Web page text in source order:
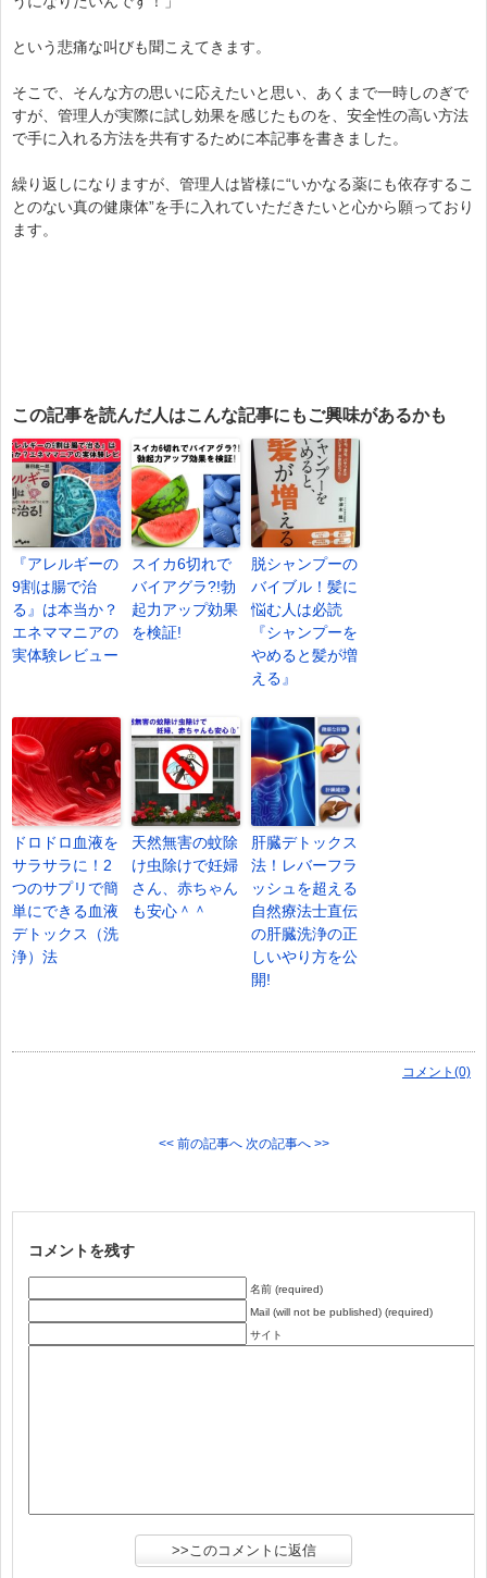
という悲痛な叫びも聞こえてきます。
そこで、そんな方の思いに応えたいと思い、あくまで一時しのぎで
すが、管理人が実際に試し効果を感じたものを、安全性の高い方法
で手に入れる方法を共有するために本記事を書きました。
繰り返しになりますが、管理人は皆様に“いかなる薬にも依存するこ
とのない真の健康体”を手に入れていただきたいと心から願っており
ます。
この記事を読んだ人はこんな記事にもご興味があるかも
『アレルギーの
9割は腸で治
る』は本当か？
エネママニアの
実体験レビュー
スイカ6切れで
バイアグラ?!勃
起力アップ効果
を検証!
脱シャンプーの
バイブル！髪に
悩む人は必読
『シャンプーを
やめると髪が増
える』
ドロドロ血液を
サラサラに！2
つのサプリで簡
単にできる血液
デトックス（洗
浄）法
天然無害の蚊除
け虫除けで妊婦
さん、赤ちゃん
も安心＾＾
肝臓デトックス
法！レバーフラ
ッシュを超える
自然療法士直伝
の肝臓洗浄の正
しいやり方を公
開!
コメント(0)
<< 前の記事へ 次の記事へ >>
コメントを残す
名前 (required)
Mail (will not be published) (required)
サイト